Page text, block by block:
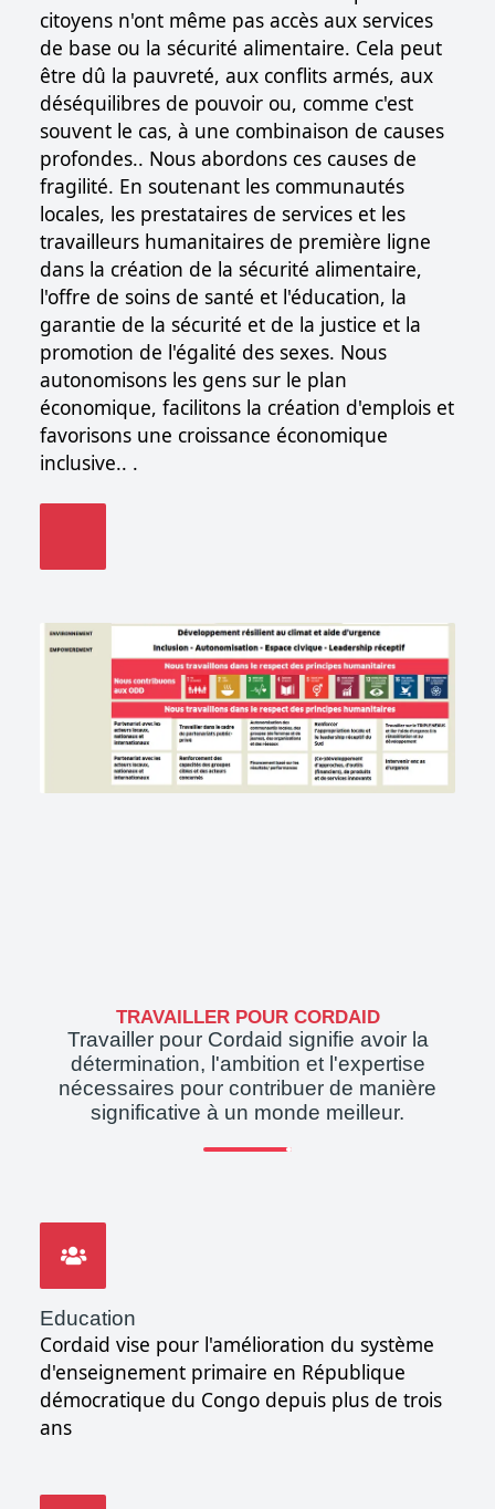
citoyens n'ont même pas accès aux services
de base ou la sécurité alimentaire. Cela peut
être dû la pauvreté, aux conflits armés, aux
déséquilibres de pouvoir ou, comme c'est
souvent le cas, à une combinaison de causes
profondes.. Nous abordons ces causes de
fragilité. En soutenant les communautés
locales, les prestataires de services et les
travailleurs humanitaires de première ligne
dans la création de la sécurité alimentaire,
l'offre de soins de santé et l'éducation, la
garantie de la sécurité et de la justice et la
promotion de l'égalité des sexes. Nous
autonomisons les gens sur le plan
économique, facilitons la création d'emplois et
favorisons une croissance économique
inclusive.. .
TRAVAILLER POUR CORDAID
Travailler pour Cordaid signifie avoir la
détermination, l'ambition et l'expertise
nécessaires pour contribuer de manière
significative à un monde meilleur.
Education
Cordaid vise pour l'amélioration du système
d'enseignement primaire en République
démocratique du Congo depuis plus de trois
ans